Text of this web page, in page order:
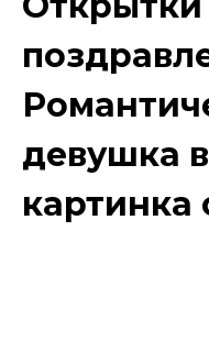
девушка
картинка